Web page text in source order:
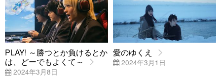
PLAY! ～勝つとか負けるとか
は、どーでもよくて～
2024年3月8日
愛のゆくえ
2024年3月1日